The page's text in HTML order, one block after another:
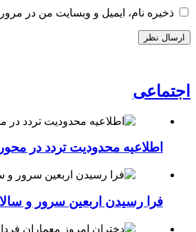
ذخیره نام، ایمیل و وبسایت من در
اجتماعی
اطلاعیه محدودیت تردد در
فرا رسیدن اربعین سرور و